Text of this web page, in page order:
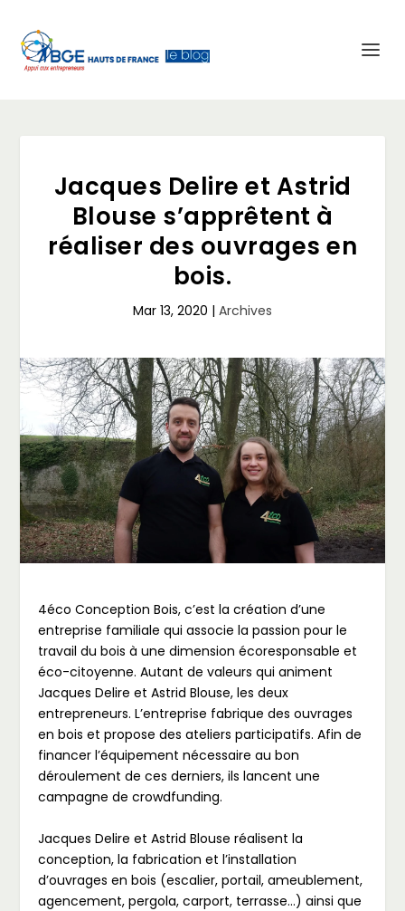
Jacques Delire et Astrid
Blouse s’apprêtent à
réaliser des ouvrages en
bois.
Mar 13, 2020 | Archives
4éco Conception Bois, c’est la création d’une
entreprise familiale qui associe la passion pour le
travail du bois à une dimension écoresponsable et
éco-citoyenne. Autant de valeurs qui animent
Jacques Delire et Astrid Blouse, les deux
entrepreneurs. L’entreprise fabrique des ouvrages
en bois et propose des ateliers participatifs. Afin de
financer l’équipement nécessaire au bon
déroulement de ces derniers, ils lancent une
campagne de crowdfunding.
Jacques Delire et Astrid Blouse réalisent la
conception, la fabrication et l’installation
d’ouvrages en bois (escalier, portail, ameublement,
agencement, pergola, carport, terrasse…) ainsi que